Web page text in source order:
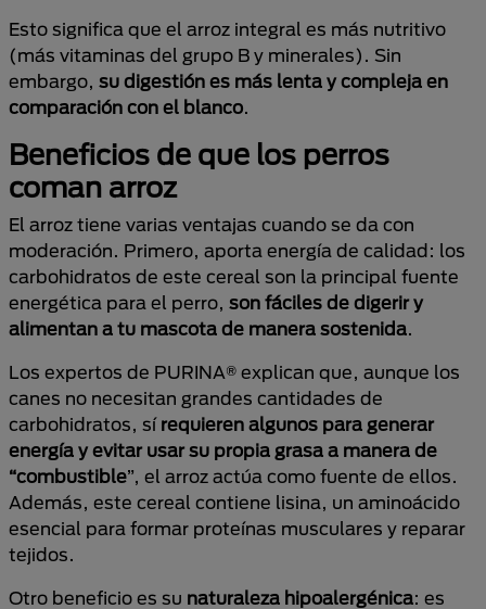
Esto significa que el arroz integral es más nutritivo
(más vitaminas del grupo B y minerales). Sin
embargo, su digestión es más lenta y compleja en
comparación con el blanco.
Beneficios de que los perros
coman arroz
El arroz tiene varias ventajas cuando se da con
moderación. Primero, aporta energía de calidad: los
carbohidratos de este cereal son la principal fuente
energética para el perro, son fáciles de digerir y
alimentan a tu mascota de manera sostenida.
Los expertos de PURINA® explican que, aunque los
canes no necesitan grandes cantidades de
carbohidratos, sí requieren algunos para generar
energía y evitar usar su propia grasa a manera de
“combustible”, el arroz actúa como fuente de ellos.
Además, este cereal contiene lisina, un aminoácido
esencial para formar proteínas musculares y reparar
tejidos.
Otro beneficio es su naturaleza hipoalergénica: es